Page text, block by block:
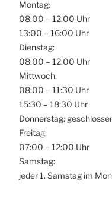
Montag:
08:00 – 12:00 Uhr
13:00 – 16:00 Uhr
Dienstag:
08:00 – 12:00 Uhr
Mittwoch:
08:00 – 11:30 Uhr
15:30 – 18:30 Uhr
Donnerstag:
Freitag:
07:00 – 12:00 Uhr
Samstag:
jeder 1. Samstag im